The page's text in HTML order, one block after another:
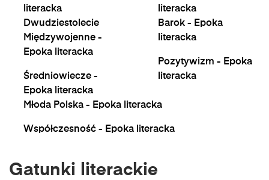
literacka
literacka
Dwudziestolecie
Międzywojenne -
Epoka literacka
Średniowiecze -
Epoka literacka
Barok - Epoka
literacka
Pozytywizm - Epoka
literacka
Młoda Polska - Epoka literacka
Współczesność - Epoka literacka
Gatunki literackie